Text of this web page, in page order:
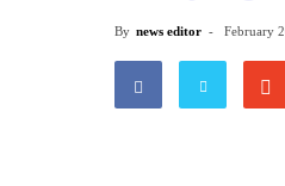
By news editor - February